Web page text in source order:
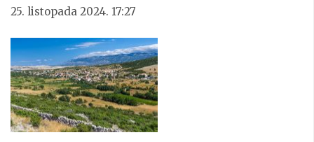
25. listopada 2024. 17:27